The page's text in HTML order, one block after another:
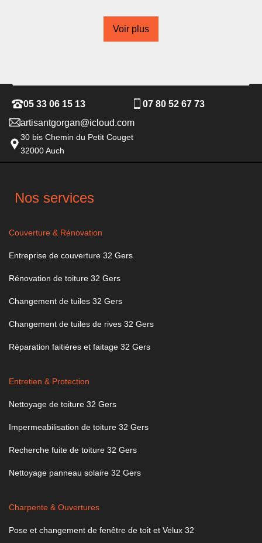
Voir plus
05 33 06 15 13
07 80 52 67 73
artisantgorgan@icloud.com
30 bis Chemin du Petit Couget
32000 Auch
Nos services
Couverture & Rénovation
Entreprise de couverture 32 Gers
Rénovation de toiture 32 Gers
Changement de tuiles 32 Gers
Changement de tuiles de rives 32 Gers
Réparation faitières et faitage 32 Gers
Entretien & Protection
Nettoyage de toiture 32 Gers
Impermeabilisation de toiture 32 Gers
Recherche fuite de toiture 32 Gers
Nettoyage panneau solaire 32 Gers
Charpente & Ouvertures
Pose et changement de fenêtre de toit et Velux 32